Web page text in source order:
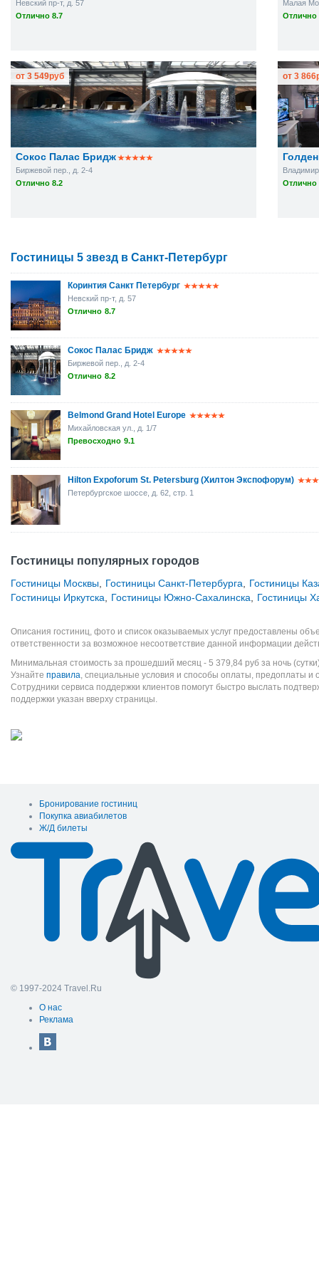
Невский пр-т, д. 57
Отлично 8.7
Малая
Отлично
Сокос Палас Бридж
Биржевой пер., д. 2-4
Отлично 8.2
от 3 549руб
Отлично
от 3 866
Гостиницы 5 звезд в Санкт-Петербург
Коринтия Санкт Петербург
Невский пр-т, д. 57
Отлично 8.7
Сокос Палас Бридж
Биржевой пер., д. 2-4
Отлично 8.2
Belmond Grand Hotel Europe
Михайловская ул., д. 1/7
Превосходно 9.1
Hilton Expoforum St. Petersburg (Хилтон Экспофорум)
Петербургское шоссе, д. 62, стр. 1
Гостиницы популярных городов
Гостиницы Москвы Гостиницы Санкт-Петербурга
Гостиницы
Гостиницы Иркутска
Гостиницы Южно-Сахалинска Гостиницы
Описания гостиниц, фото и список оказываемых услуг предоставлены
ответственности за возможное несоответствие данной информации
Минимальная стоимость за прошедший месяц - 5 379,84 руб за ночь
Узнайте правила, специальные условия и способы оплаты, предоплаты и
Сотрудники сервиса поддержки клиентов помогут быстро выслать
поддержки указан вверху страницы.
Бронирование гостиниц
Покупка авиабилетов
Ж/Д билеты
© 1997-2024 Travel.Ru
О нас
Реклама